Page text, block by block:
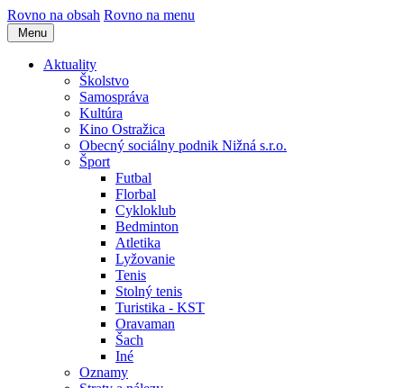
Rovno na obsah Rovno na menu
Menu
Aktuality
Školstvo
Samospráva
Kultúra
Kino Ostražica
Obecný sociálny podnik Nižná s.r.o.
Šport
Futbal
Florbal
Cykloklub
Bedminton
Atletika
Lyžovanie
Tenis
Stolný tenis
Turistika - KST
Oravaman
Šach
Iné
Oznamy